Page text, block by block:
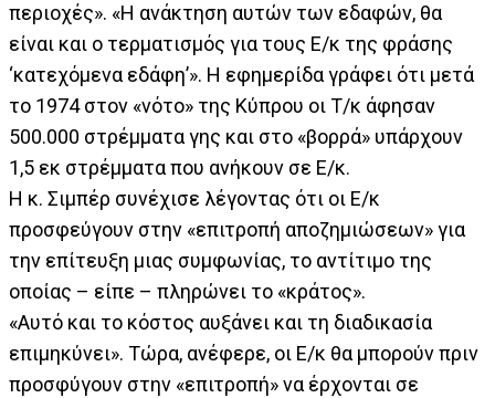
περιοχές». «Η ανάκτηση αυτών των εδαφών, θα
είναι και ο τερματισμός για τους Ε/κ της φράσης
‘κατεχόμενα εδάφη’». Η εφημερίδα γράφει ότι μετά
το 1974 στον «νότο» της Κύπρου οι Τ/κ άφησαν
500.000 στρέμματα γης και στο «βορρά» υπάρχουν
1,5 εκ στρέμματα που ανήκουν σε Ε/κ.
Η κ. Σιμπέρ συνέχισε λέγοντας ότι οι Ε/κ
προσφεύγουν στην «επιτροπή αποζημιώσεων» για
την επίτευξη μιας συμφωνίας, το αντίτιμο της
οποίας – είπε – πληρώνει το «κράτος».
«Αυτό και το κόστος αυξάνει και τη διαδικασία
επιμηκύνει». Τώρα, ανέφερε, οι Ε/κ θα μπορούν πριν
προσφύγουν στην «επιτροπή» να έρχονται σε